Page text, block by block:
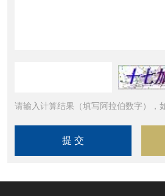
请输入计算结果（填写阿拉伯数字），